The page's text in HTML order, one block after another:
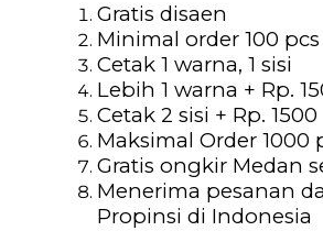
Gratis disaen
Minimal order 100 pcs
Cetak 1 warna, 1 sisi
Lebih 1 warna + Rp.
Cetak 2 sisi + Rp. 1500
Maksimal Order 1000
Gratis ongkir Medan
Menerima pesanan
Propinsi di Indonesia